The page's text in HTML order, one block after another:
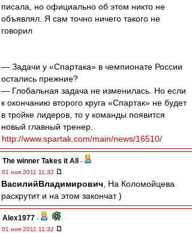
писала, но официально об этом никто не
объявлял. Я сам точно ничего такого не
говорил
— Задачи у «Спартака» в чемпионате России
остались прежние?
— Глобальная задача не изменилась. Но если
к окончанию второго круга «Спартак» не будет
в тройке лидеров, то у команды появится
новый главный тренер.
http://www.spartak.com/main/news/16510/
The winner Takes it All
-
01 ноя 2011 11:32
ВасилийВладимирович , На Коломойцева
раскрутит и на этом закончат )
Alex1977 -
01 ноя 2011 11:32